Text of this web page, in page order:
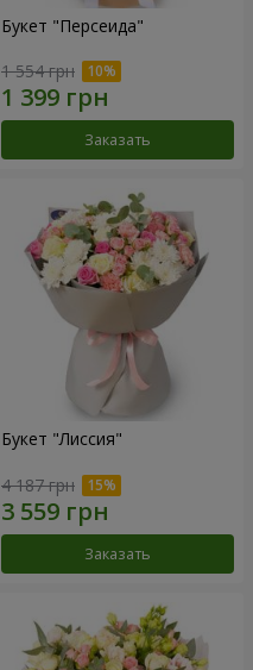
Букет "Персеида"
1 554 грн
Заказать
Букет "Лиссия"
4 187 грн
Заказать